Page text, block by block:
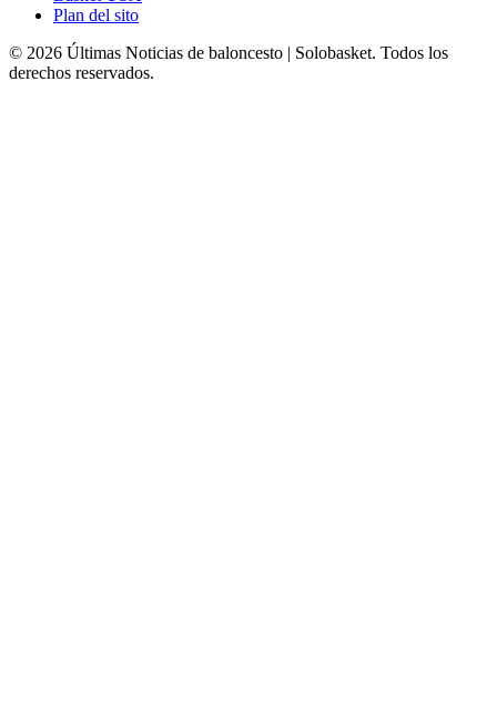
Plan del sito
© 2026 Últimas Noticias de baloncesto | Solobasket. Todos los
derechos reservados.